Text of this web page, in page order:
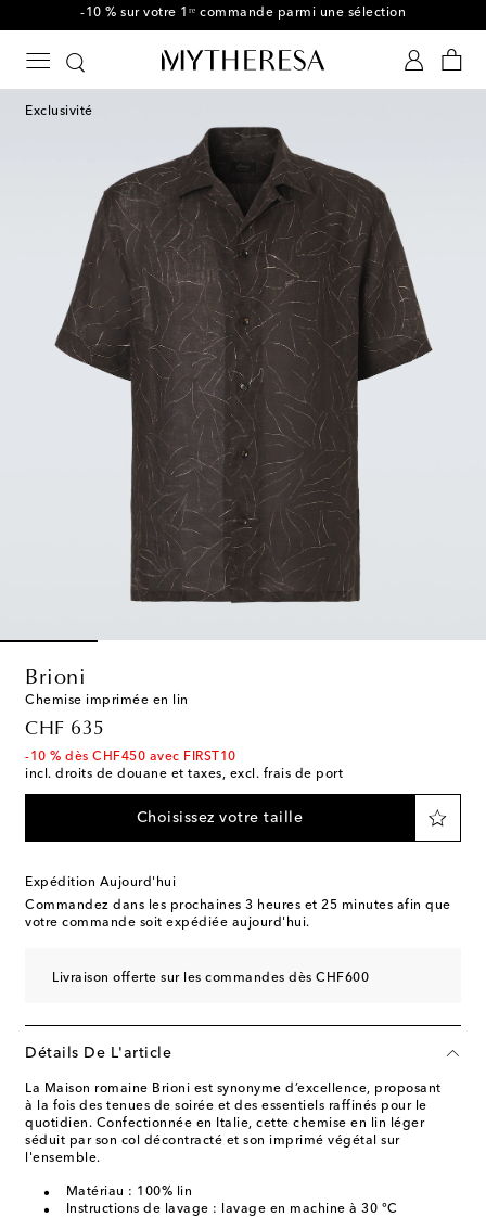
-10 % sur votre 1ʳᵉ commande parmi une sélection
Exclusivité
Brioni
Chemise imprimée en lin
CHF 635
original price
-10 % dès CHF450 avec FIRST10
incl. droits de douane et taxes, excl. frais de port
Choisissez votre taille
Expédition Aujourd'hui
Commandez dans les prochaines 3 heures et 25 minutes afin que
votre commande soit expédiée aujourd'hui.
Livraison offerte sur les commandes dès CHF600
Détails De L'article
La Maison romaine Brioni est synonyme d’excellence, proposant
à la fois des tenues de soirée et des essentiels raffinés pour le
quotidien. Confectionnée en Italie, cette chemise en lin léger
séduit par son col décontracté et son imprimé végétal sur
l'ensemble.
Matériau : 100% lin
Instructions de lavage : lavage en machine à 30 °C